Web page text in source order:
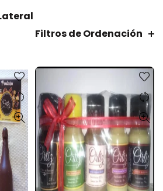
Filtros de Ordenación